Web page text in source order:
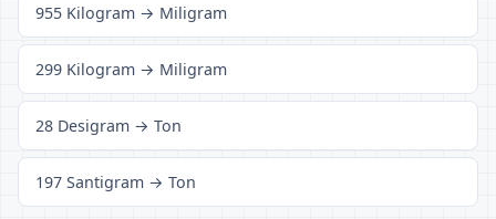
955 Kilogram → Miligram
299 Kilogram → Miligram
28 Desigram → Ton
197 Santigram → Ton